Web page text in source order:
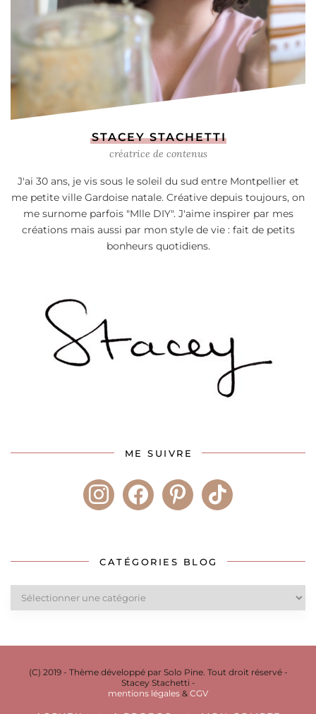
STACEY STACHETTI
créatrice de contenus
J'ai 30 ans, je vis sous le soleil du sud entre Montpellier et
me petite ville Gardoise natale. Créative depuis toujours, on
me surnome parfois "Mlle DIY". J'aime inspirer par mes
créations mais aussi par mon style de vie : fait de petits
bonheurs quotidiens.
ME SUIVRE
instagramfacebookpinteresttiktok
CATÉGORIES BLOG
Catégories
blog
(C) 2019 - Thème développé par Solo Pine. Tout droit réservé -
Stacey Stachetti -
mentions légales & CGV